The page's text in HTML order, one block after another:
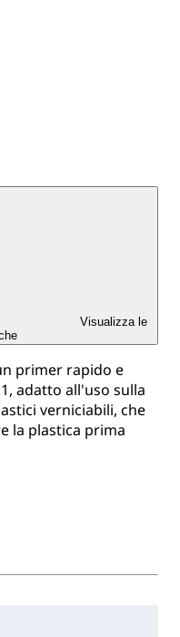
Visualizza le
primer rapido e
adatto all'uso sulla
verniciabili, che
la plastica prima